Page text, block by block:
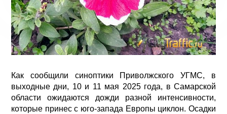
Как сообщили синоптики Приволжского УГМС, в
выходные дни, 10 и 11 мая 2025 года, в Самарской
области ожидаются дожди разной интенсивности,
которые принес с юго-запада Европы циклон. Осадки